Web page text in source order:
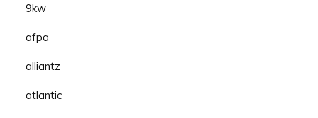
9kw
afpa
alliantz
atlantic